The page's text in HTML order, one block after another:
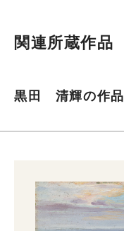
関連所蔵作品
黒田 清輝の作品